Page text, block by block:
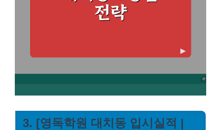
3. [영독학원 대치동 입시실적 |